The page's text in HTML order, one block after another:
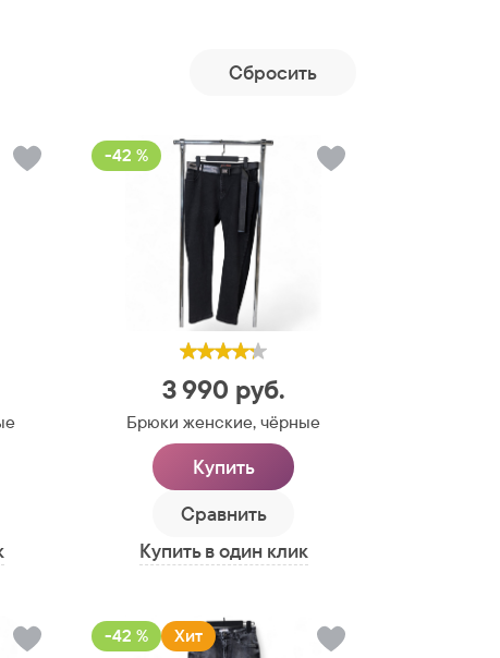
Cбросить
-42 %
3 990 руб.
Брюки женские, чёрные
Купить
Сравнить
Купить в один клик
-42 % Хит